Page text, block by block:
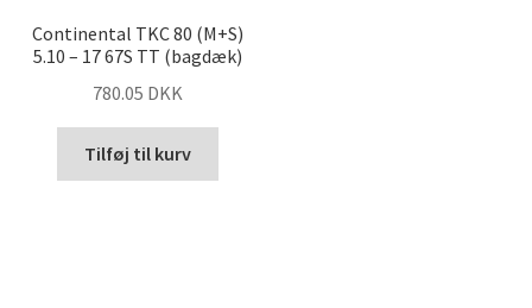
Continental TKC 80 (M+S)
5.10 – 17 67S TT (bagdæk)
780.05 DKK
Tilføj til kurv